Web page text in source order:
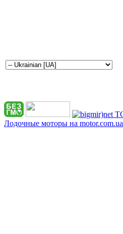
Лодочные моторы на motor.com.ua